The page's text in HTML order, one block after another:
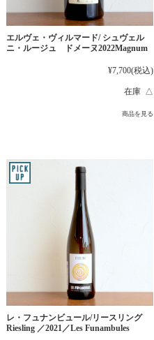
エルヴェ・ヴィルマード/ シュヴェル
ニ・ルージュ ドメーヌ2022Magnum
¥7,700(税込)
在庫 △
商品を見る
レ・フュナンビュール/リースリング
Riesling ／2021／Les Funambules